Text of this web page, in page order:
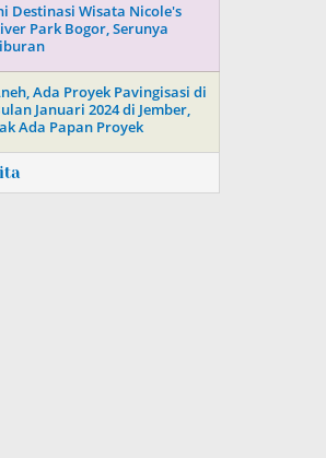
Destinasi Wisata Nicole's
Park Bogor, Serunya
Ada Proyek Pavingisasi di
Januari 2024 di Jember,
Ada Papan Proyek